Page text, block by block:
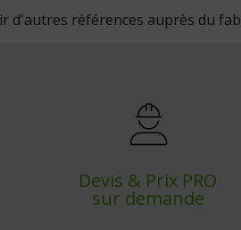
d'autres références auprès du
Devis & Prix PRO
sur demande